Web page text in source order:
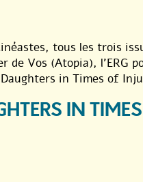
tous les trois
de Vos (Atopia), l’ERG
in Times of
IN